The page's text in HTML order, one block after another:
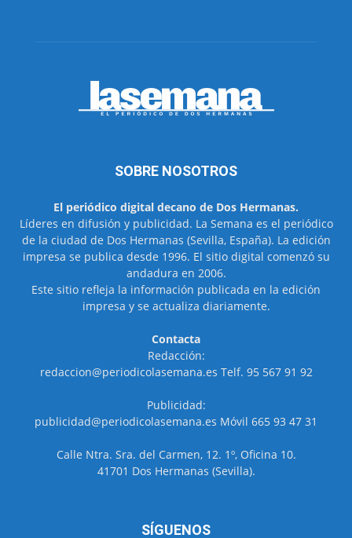
SOBRE NOSOTROS
El periódico digital decano de Dos Hermanas.
Líderes en difusión y publicidad. La Semana es el periódico
de la ciudad de Dos Hermanas (Sevilla, España). La edición
impresa se publica desde 1996. El sitio digital comenzó su
andadura en 2006.
Este sitio refleja la información publicada en la edición
impresa y se actualiza diariamente.
Contacta
Redacción:
redaccion@periodicolasemana.es Telf. 95 567 91 92
Publicidad:
publicidad@periodicolasemana.es Móvil 665 93 47 31
Calle Ntra. Sra. del Carmen, 12. 1º, Oficina 10.
41701 Dos Hermanas (Sevilla).
SÍGUENOS